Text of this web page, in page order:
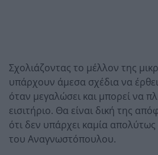
Σχολιάζοντας το μέλλον της
υπάρχουν άμεσα σχέδια να
όταν μεγαλώσει και μπορεί να
εισιτήριο. Θα είναι δική της
ότι δεν υπάρχει καμία
του Αναγνωστόπουλου.